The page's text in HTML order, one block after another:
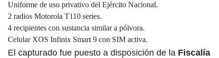
Uniforme de uso privativo del Ejército Nacional.
2 radios Motorola T110 series.
4 recipientes con sustancia similar a pólvora.
Celular XOS Infinix Smart 9 con SIM activa.
El capturado fue puesto a disposición de la Fiscalía